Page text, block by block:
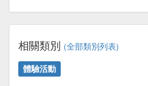
相關類別 (全部類別列表)
體驗活動